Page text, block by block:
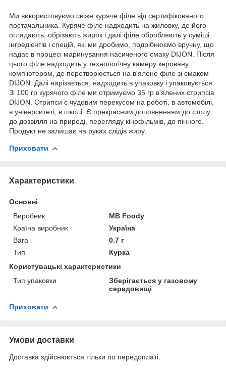
Ми використовуємо свіже куряче філе від сертифікованого
постачальника. Куряче філе надходить на жиловку, де його
оглядають, обрізають жирок і далі філе обробляють у суміші
інгредієнтів і спецій, які ми дробимо, подрібнюємо вручну, що
надає в процесі маринування насиченого смаку DIJON. Після
цього філе надходить у технологічну камеру керовану
комп'ютером, де перетворюється на в'ялене філе зі смаком
DIJON. Далі нарізається, надходить в упаковку і упаковується.
Зі 100 гр курячого філе ми отримуємо 35 гр в'ялених стрипсів
DIJON. Стрипси є чудовим перекусом на роботі, в автомобілі,
в університеті, в школі. Є прекрасним доповненням до столу,
до дозвілля на природі, перегляду кінофільмів, до пінного.
Продукт не залишає на руках слідів жиру.
Приховати
Характеристики
Основні
Виробник
MB Foody
Країна виробник
Україна
Вага
0.7 г
Тип
Курка
Користувацькі характеристики
Тип упаковки
Зберігається у газовому
середовищі
Приховати
Умови доставки
Доставка здійснюється тільки по передоплаті.